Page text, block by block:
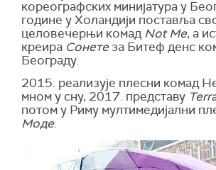
кореографских минијатура у
године у Холандији поставља
целовечерњи комадNot Me, а
креира Сонетеза Битеф денс
Београду.
2015. реализује плесни комад
мном у сну, 2017. представу
потом у Риму мултимедијални
Моде.